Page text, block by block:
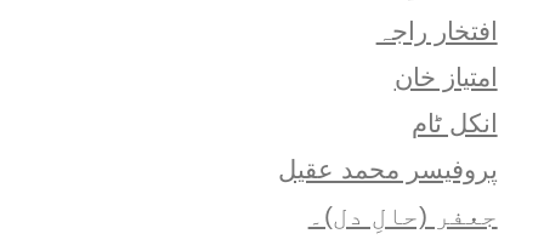
افتخار راجہ
امتياز خان
انکل ٹام
پروفیسر محمد عقیل
جعفر (حالِ دل)۔